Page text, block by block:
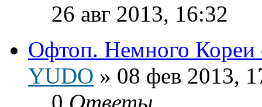
26 авг 2013, 16:32
Офтоп. Немного Кореи
YUDO » 08 фев 2013,
0 Ответы